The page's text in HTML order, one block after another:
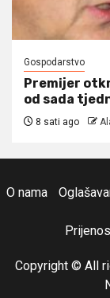
Gospodarstvo
Premijer
od sada
8 sati ago
O nama
Copyright © All